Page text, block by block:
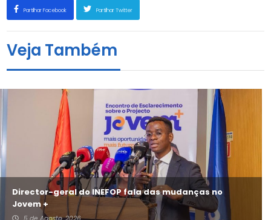
Partilhar Facebook Partilhar Twitter
Veja Também
Director-geral do INEFOP fala das mudanças no
Jovem +